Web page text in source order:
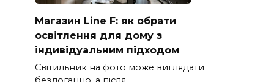
Магазин Line F: як обрати
освітлення для дому з
індивідуальним підходом
Світильник на фото може виглядати